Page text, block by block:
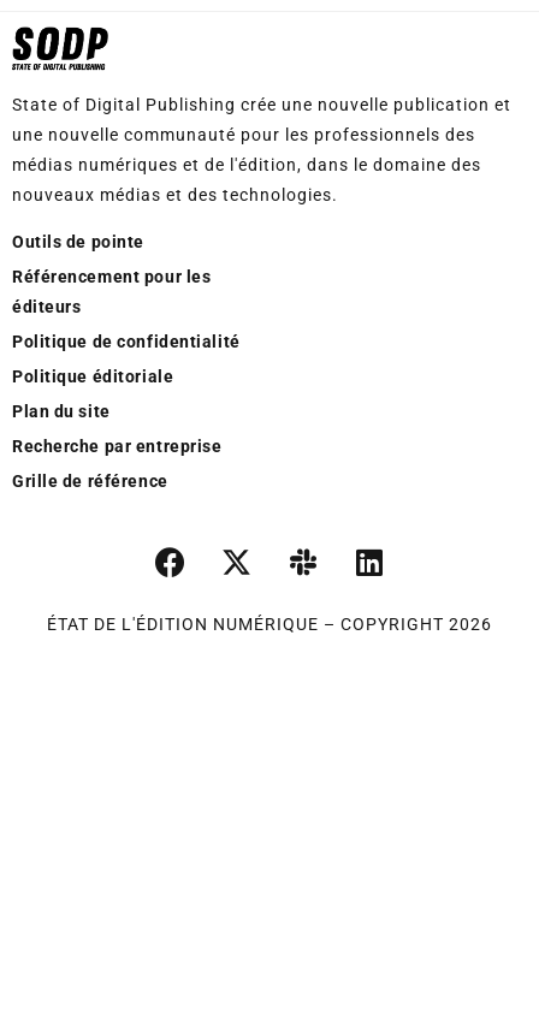
State of Digital Publishing crée une nouvelle publication et
une nouvelle communauté pour les professionnels des
médias numériques et de l'édition, dans le domaine des
nouveaux médias et des technologies.
Outils de pointe
Référencement pour les
éditeurs
Politique de confidentialité
Politique éditoriale
Plan du site
Recherche par entreprise
Grille de référence
ÉTAT DE L'ÉDITION NUMÉRIQUE – COPYRIGHT 2026